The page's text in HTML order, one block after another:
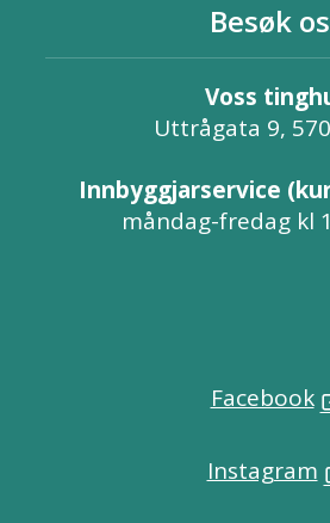
Besøk
Voss
Uttrågata 9,
Innbyggjarservice
måndag-fredag kl
Facebook
Instagram